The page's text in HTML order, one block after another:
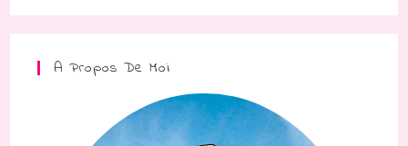
A Propos De Moi